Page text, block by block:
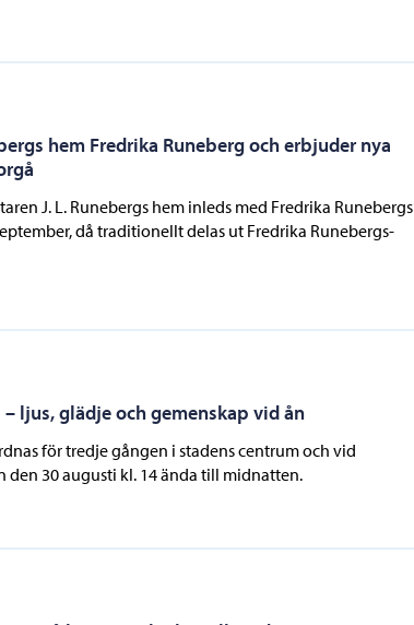
hem Fredrika Runeberg och erbjuder nya
J. L. Runebergs hem inleds med Fredrika Runebergs
då traditionellt delas ut Fredrika Runebergs-
– ljus, glädje och gemenskap vid ån
för tredje gången i stadens centrum och vid
den 30 augusti kl. 14 ända till midnatten.